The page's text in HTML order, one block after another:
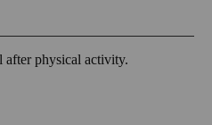
physical activity.